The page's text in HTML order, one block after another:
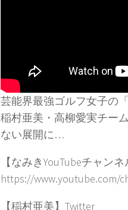
芸能界最強ゴルフ女子の
稲村亜美・高柳愛実チー
ない展開に…
【なみきYouTubeチャン
https://www.youtube.com/
【稲村亜美】Twitter